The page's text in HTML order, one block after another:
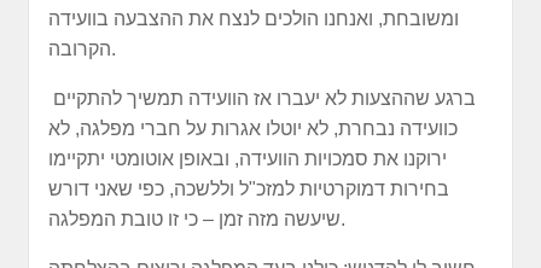
ומשובחת, ואנחנו הולכים לנצח את ההצבעה בוועידה
הקרובה.
כוועידה נבחרת, לא יוטלו אגרות על חברי מפלגה, לא
ירוקנו את סמכויות הוועידה, ובאופן אוטומטי יתקיימו
בחירות דמוקרטיות למזכ"ל וללשכה, כפי שאני דורש
שיעשה מזה זמן – כי זו טובת המפלגה.